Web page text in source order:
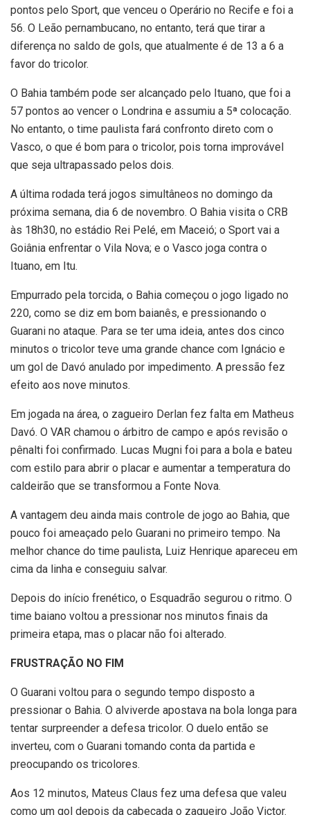
pontos pelo Sport, que venceu o Operário no Recife e foi a
56. O Leão pernambucano, no entanto, terá que tirar a
diferença no saldo de gols, que atualmente é de 13 a 6 a
favor do tricolor.
O Bahia também pode ser alcançado pelo Ituano, que foi a
57 pontos ao vencer o Londrina e assumiu a 5ª colocação.
No entanto, o time paulista fará confronto direto com o
Vasco, o que é bom para o tricolor, pois torna improvável
que seja ultrapassado pelos dois.
A última rodada terá jogos simultâneos no domingo da
próxima semana, dia 6 de novembro. O Bahia visita o CRB
às 18h30, no estádio Rei Pelé, em Maceió; o Sport vai a
Goiânia enfrentar o Vila Nova; e o Vasco joga contra o
Ituano, em Itu.
Empurrado pela torcida, o Bahia começou o jogo ligado no
220, como se diz em bom baianês, e pressionando o
Guarani no ataque. Para se ter uma ideia, antes dos cinco
minutos o tricolor teve uma grande chance com Ignácio e
um gol de Davó anulado por impedimento. A pressão fez
efeito aos nove minutos.
Em jogada na área, o zagueiro Derlan fez falta em Matheus
Davó. O VAR chamou o árbitro de campo e após revisão o
pênalti foi confirmado. Lucas Mugni foi para a bola e bateu
com estilo para abrir o placar e aumentar a temperatura do
caldeirão que se transformou a Fonte Nova.
A vantagem deu ainda mais controle de jogo ao Bahia, que
pouco foi ameaçado pelo Guarani no primeiro tempo. Na
melhor chance do time paulista, Luiz Henrique apareceu em
cima da linha e conseguiu salvar.
Depois do início frenético, o Esquadrão segurou o ritmo. O
time baiano voltou a pressionar nos minutos finais da
primeira etapa, mas o placar não foi alterado.
FRUSTRAÇÃO NO FIM
O Guarani voltou para o segundo tempo disposto a
pressionar o Bahia. O alviverde apostava na bola longa para
tentar surpreender a defesa tricolor. O duelo então se
inverteu, com o Guarani tomando conta da partida e
preocupando os tricolores.
Aos 12 minutos, Mateus Claus fez uma defesa que valeu
como um gol depois da cabeçada o zagueiro João Victor.